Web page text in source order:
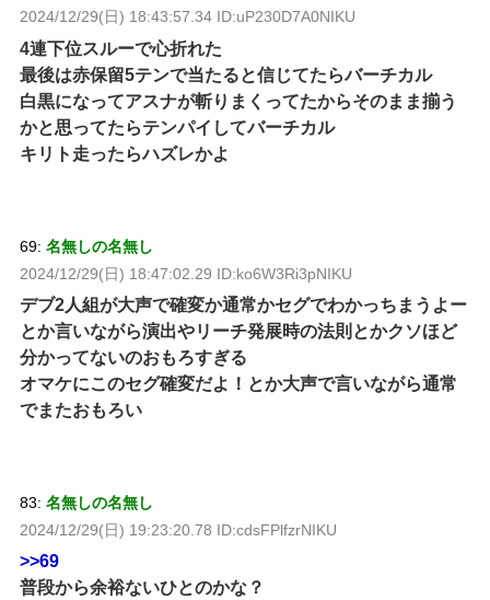
2024/12/29(日) 18:43:57.34 ID:uP230D7A0NIKU
4連下位スルーで心折れた
最後は赤保留5テンで当たると信じてたらバーチカル
白黒になってアスナが斬りまくってたからそのまま揃う
かと思ってたらテンパイしてバーチカル
キリト走ったらハズレかよ
69: 名無しの名無し
2024/12/29(日) 18:47:02.29 ID:ko6W3Ri3pNIKU
デブ2人組が大声で確変か通常かセグでわかっちまうよー
とか言いながら演出やリーチ発展時の法則とかクソほど
分かってないのおもろすぎる
オマケにこのセグ確変だよ！とか大声で言いながら通常
でまたおもろい
83: 名無しの名無し
2024/12/29(日) 19:23:20.78 ID:cdsFPlfzrNIKU
>>69
普段から余裕ないひとのかな？